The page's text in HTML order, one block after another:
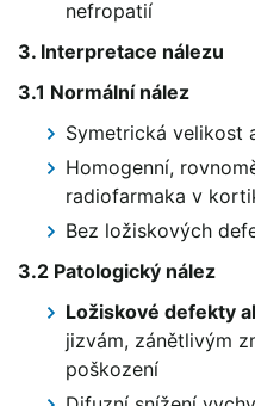
nefropatií
3. Interpretace nálezu
3.1 Normální nález
Symetrická velikost
Homogenní,
radiofarmaka v
Bez ložiskových
3.2 Patologický nález
Ložiskové defekty
jizvám, zánětlivým
poškození